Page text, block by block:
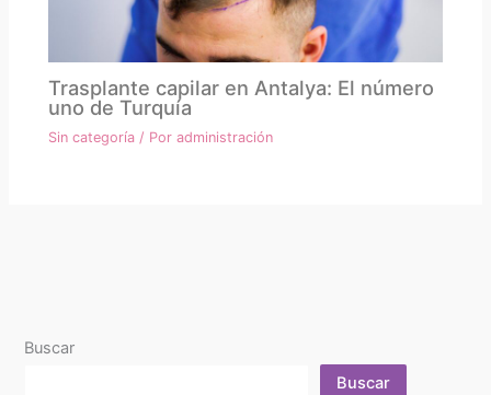
Trasplante capilar en Antalya: El número
uno de Turquía
Sin categoría / Poradministración
Buscar
Buscar